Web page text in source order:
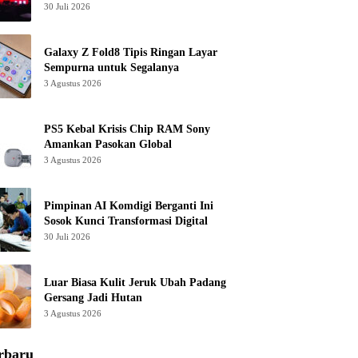
30 Juli 2026
Galaxy Z Fold8 Tipis Ringan Layar
Sempurna untuk Segalanya
3 Agustus 2026
PS5 Kebal Krisis Chip RAM Sony
Amankan Pasokan Global
3 Agustus 2026
Pimpinan AI Komdigi Berganti Ini
Sosok Kunci Transformasi Digital
30 Juli 2026
Luar Biasa Kulit Jeruk Ubah Padang
Gersang Jadi Hutan
3 Agustus 2026